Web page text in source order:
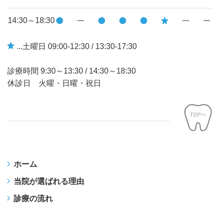
14:30～18:30
...土曜日 09:00-12:30 / 13:30-17:30
診療時間 9:30～13:30 / 14:30～18:30
休診日 火曜・日曜・祝日
ホーム
当院が選ばれる理由
診療の流れ